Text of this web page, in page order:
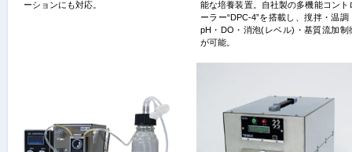
ーションにも対応。
能な培養装置。自社製の多機能コント
ーラー“DPC-4”を搭載し、撹拌・温調
pH・DO・消泡(レベル)・基質流加制
が可能。